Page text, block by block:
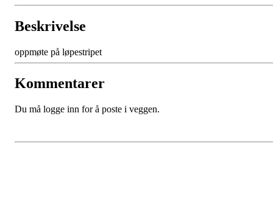
Beskrivelse
oppmøte på løpestripet
Kommentarer
Du må logge inn for å poste i veggen.